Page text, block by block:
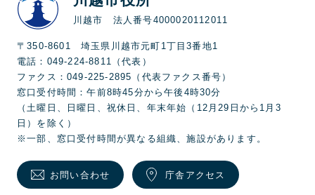
川越市 法人番号4000020112011
〒350-8601 埼玉県川越市元町1丁目3番地1
電話：049-224-8811（代表）
ファクス：049-225-2895（代表ファクス番号）
窓口受付時間：午前8時45分から午後4時30分
（土曜日、日曜日、祝休日、年末年始（12月29日から1月3
日）を除く）
※一部、窓口受付時間が異なる組織、施設があります。
お問い合わせ 庁舎アクセス